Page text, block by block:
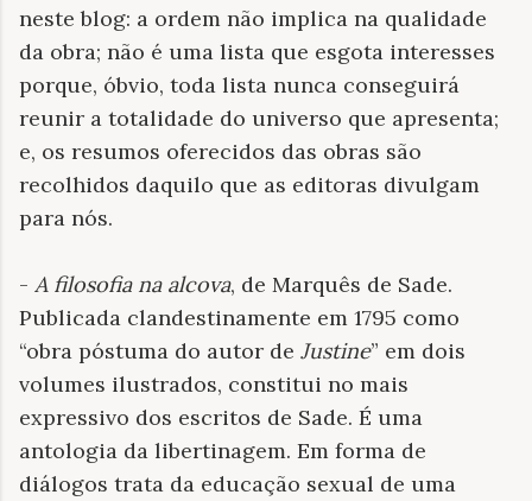
neste blog: a ordem não implica na qualidade
da obra; não é uma lista que esgota interesses
porque, óbvio, toda lista nunca conseguirá
reunir a totalidade do universo que apresenta;
e, os resumos oferecidos das obras são
recolhidos daquilo que as editoras divulgam
para nós.
- A filosofia na alcova, de Marquês de Sade.
Publicada clandestinamente em 1795 como
“obra póstuma do autor de Justine” em dois
volumes ilustrados, constitui no mais
expressivo dos escritos de Sade. É uma
antologia da libertinagem. Em forma de
diálogos trata da educação sexual de uma